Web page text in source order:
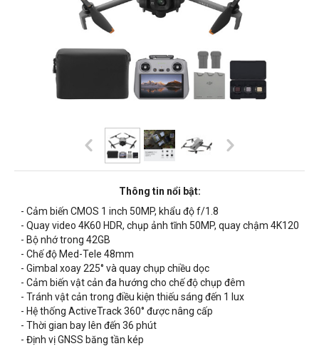
Thông tin nổi bật:
- Cảm biến CMOS 1 inch 50MP, khẩu độ f/1.8
- Quay video 4K60 HDR, chụp ảnh tĩnh 50MP, quay chậm 4K120
- Bộ nhớ trong 42GB
- Chế độ Med-Tele 48mm
- Gimbal xoay 225° và quay chụp chiều dọc
- Cảm biến vật cản đa hướng cho chế độ chụp đêm
- Tránh vật cản trong điều kiện thiếu sáng đến 1 lux
- Hệ thống ActiveTrack 360° được nâng cấp
- Thời gian bay lên đến 36 phút
- Định vị GNSS băng tần kép